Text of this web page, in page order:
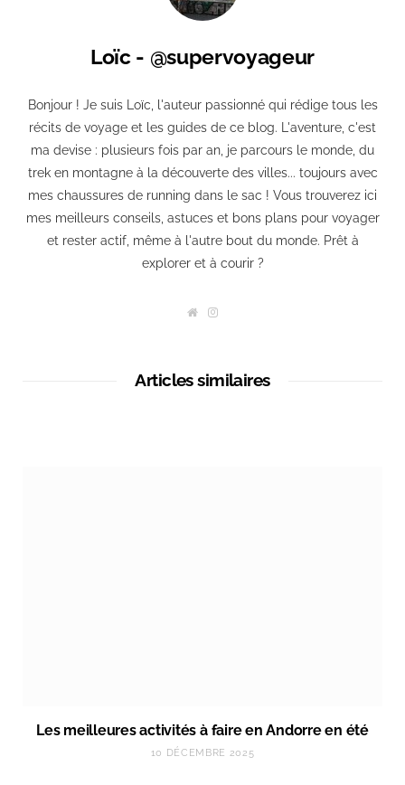
Loïc - @supervoyageur
Bonjour ! Je suis Loïc, l'auteur passionné qui rédige tous les
récits de voyage et les guides de ce blog. L'aventure, c'est
ma devise : plusieurs fois par an, je parcours le monde, du
trek en montagne à la découverte des villes... toujours avec
mes chaussures de running dans le sac ! Vous trouverez ici
mes meilleurs conseils, astuces et bons plans pour voyager
et rester actif, même à l'autre bout du monde. Prêt à
explorer et à courir ?
W
e
I
r
Articles similaires
Les meilleures activités à faire en Andorre en été
10 DÉCEMBRE 2025